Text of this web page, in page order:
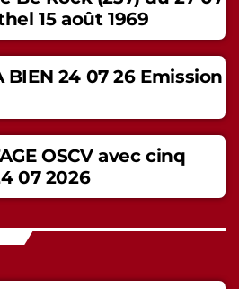
15 août 1969
BIEN 24 07 26 Emission
OSCV avec cinq
07 2026